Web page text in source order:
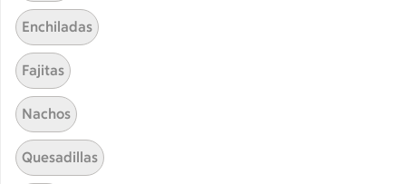
Få snabbt svar
FAQ
Kundservice
Kontakta oss
Massa erbjudanden
Bli stammis på ICA
Enchiladas
Fajitas
Nachos
Quesadillas